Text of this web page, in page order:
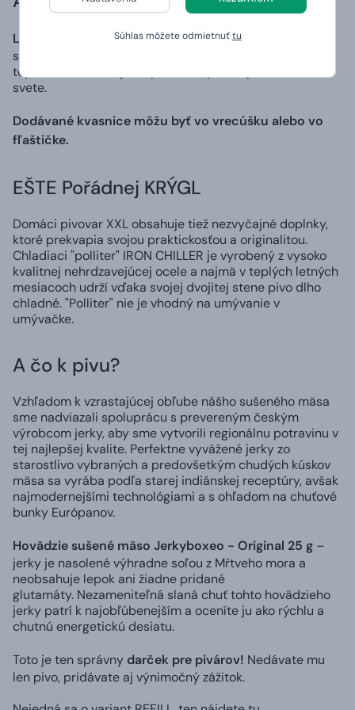
Súhlas môžete odmietnuťtu
Ležiak
- v Česku najviac známy ako "dvanástka" je druh
spodne kvaseného piva, ktoré sa stabilizuje pri nízkych
teplotách. Ide o najviac predávaný druh piva na celom
svete.
Dodávané kvasnice môžu byť vo vrecúšku alebo vo
fľaštičke.
EŠTE Pořádnej KRÝGL
Domáci pivovar XXL obsahuje tiež nezvyčajné doplnky,
ktoré prekvapia svojou praktickosťou a originalitou.
Chladiaci "polliter" IRON CHILLER je vyrobený z vysoko
kvalitnej nehrdzavejúcej ocele a najmä v teplých letných
mesiacoch udrží vďaka svojej dvojitej stene pivo dlho
chladné. "Polliter" nie je vhodný na umývanie v
umývačke.
A čo k pivu?
Vzhľadom k vzrastajúcej obľube nášho sušeného mäsa
sme nadviazali spoluprácu s prevereným českým
výrobcom jerky, aby sme vytvorili regionálnu potravinu v
tej najlepšej kvalite. Perfektne vyvážené jerky zo
starostlivo vybraných a predovšetkým chudých kúskov
mäsa sa vyrába podľa starej indiánskej receptúry, avšak
najmodernejšími technológiami a s ohľadom na chuťové
bunky Európanov.
Hovädzie sušené mäso Jerkyboxeo - Original 25 g –
jerky je nasolené výhradne soľou z Mŕtveho mora a
neobsahuje lepok ani žiadne pridané
glutamáty. Nezameniteľná slaná chuť tohto hovädzieho
jerky patrí k najobľúbenejším a oceníte ju ako rýchlu a
chutnú energetickú desiatu.
Toto je ten správny darček pre pivárov! Nedávate mu
len pivo, pridávate aj výnimočný zážitok.